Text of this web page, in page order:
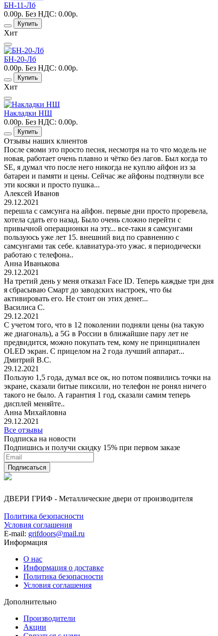
БН-11-Лб
0.00р. Без НДС: 0.00р.
Купить
Хит
БН-20-Лб
0.00р. Без НДС: 0.00р.
Купить
Хит
Накладки НШ
0.00р. Без НДС: 0.00р.
Купить
Отзывы наших клиентов
После сяоми это просто песня, несмотря на то что модель не
новая, работает очень плавно и чётко без лагов. Был когда то
SE, я думал что после него никогда не куплю айфон из за
батареи и памяти и цены. Сейчас же айфоны подтянули все
эти косяки и просто пушка...
Алексей Иванов
29.12.2021
перешла с самсунга на айфон. первые дни просто проревела,
хотела сдать его назад. Было очень сложно перейти с
привычной операционки на эту... все-таки я самсунгами
пользуюсь уже лет 15. внешний вид по сравнению с
самсунгами так себе. клавиатура-это ужас. я периодически
работаю с телефона..
Анна Иванькова
29.12.2021
На третий день у меня отказал Face ID. Теперь каждые три дня
я сбрасываю Смарт до заводских настроек, что бы
активировать его. Не стоит он этих денег...
Василиса С.
29.12.2021
С учетом того, что в 12 поколении подняли цены (на такую
же диагональ), а 5G в России в ближайшие пару лет не
предвидится, можно покупать тем, кому не принципиален
OLED экран. С прицелом на 2 года лучший аппарат...
Дмитрий В.С.
29.12.2021
Пользую 1,5 года, думал все ок, но потом появились точки на
экране, сказали битые пиксили, но телефон не ронял ничего
такого не было. А гарантия 1 год, сказали самим теперь
дисплей меняйте..
Анна Михайловна
29.12.2021
Все отзывы
Подписка на новости
Подпишись и получи скидку 15% при первом заказе
ДВЕРИ ГРИФ - Металлические двери от производителя
Политика безопасности
Условия соглашения
E-mail: grifdoors@mail.ru
Информация
О нас
Информация о доставке
Политика безопасности
Условия соглашения
Дополнительно
Производители
Акции